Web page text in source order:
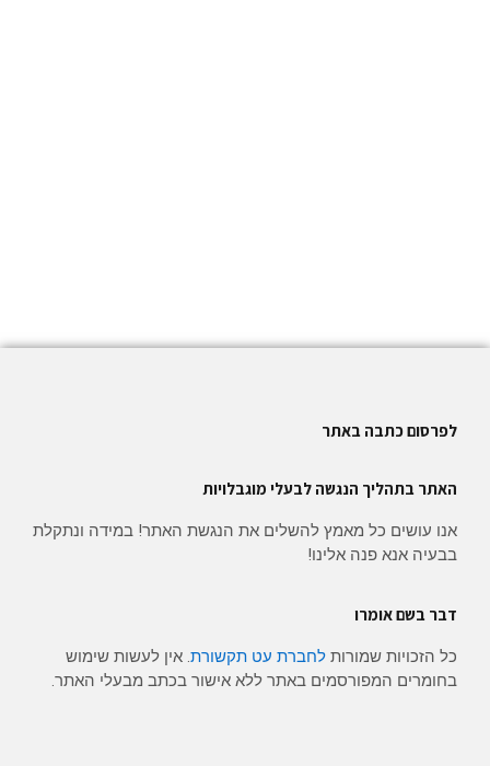
לפרסום כתבה באתר
האתר בתהליך הנגשה לבעלי מוגבלויות
אנו עושים כל מאמץ להשלים את הנגשת האתר! במידה ונתקלת
בבעיה אנא פנה אלינו!
דבר בשם אומרו
כל הזכויות שמורות לחברת עט תקשורת. אין לעשות שימוש
בחומרים המפורסמים באתר ללא אישור בכתב מבעלי האתר.